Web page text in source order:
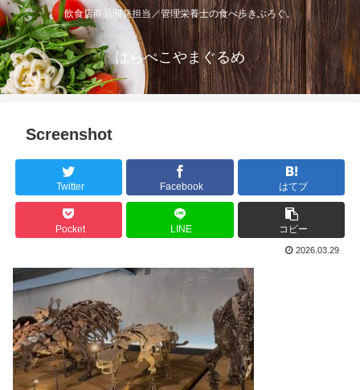
飲食店商品開発担当／管理栄養士の食べ歩きぶろぐ。
はらぺこやまぐるめ
Screenshot
Twitter Facebook はてブ
Pocket LINE コピー
2026.03.29